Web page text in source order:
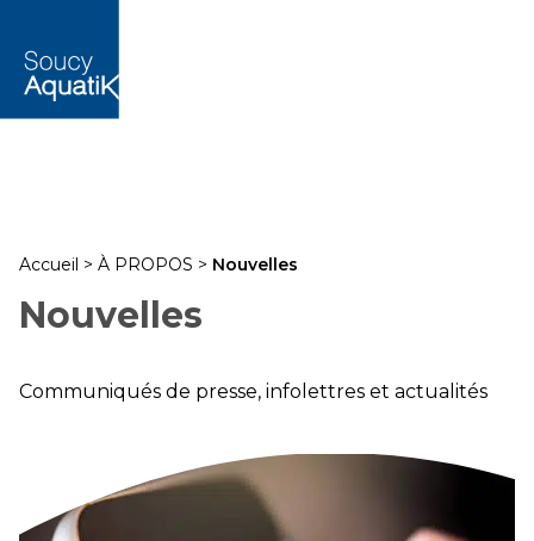
Accueil > À PROPOS > Nouvelles
Nouvelles
Communiqués de presse, infolettres et actualités